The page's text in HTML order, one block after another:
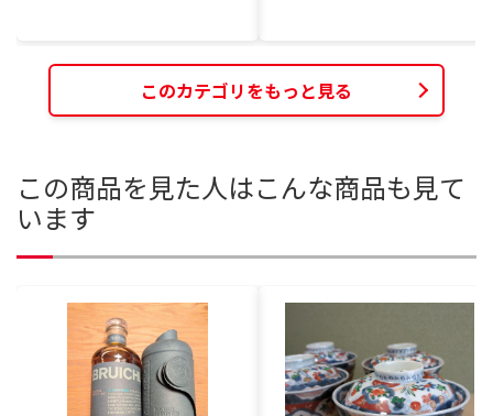
このカテゴリをもっと見る
この商品を見た人はこんな商品も見て
います